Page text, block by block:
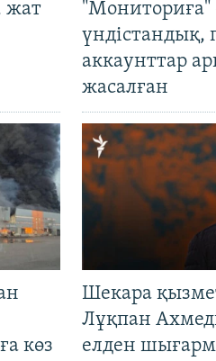
жат
үндістандық,
аккаунттар
жасалған
көз
Шекара
Лұқпан
елден